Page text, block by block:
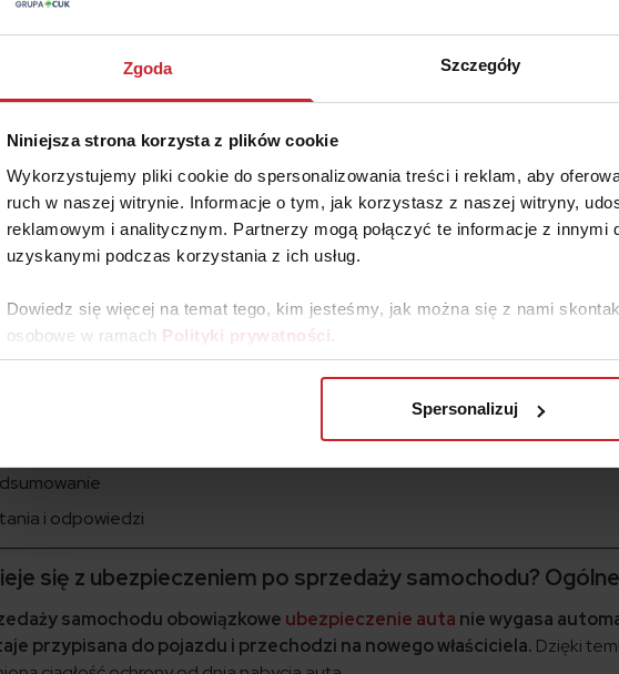
Zgoda Szczegóły
Niniejsza strona korzysta z plików cookie
Wykorzystujemy pliki cookie do spersonalizowania treści i reklam, aby
ruch w naszej witrynie. Informacje o tym, jak korzystasz z naszej witryny,
reklamowym i analitycznym. Partnerzy mogą połączyć te informacje z innymi
uzyskanymi podczas korzystania z ich usług.
Dowiedz się więcej na temat tego, kim jesteśmy, jak można się z nami
osobowe w ramach Polityki prywatności
Spersonalizuj
czekać na zwrot składki OC?
szkoda z OC wpływa na zwrot składki po sprzedaży auta?
autocasco po sprzedaży samochodu – co warto wiedzieć?
przysługuje zwrot składki AC po sprzedaży samochodu?
rozliczane jest autocasco przy sprzedaży pojazdu?
jeszcze można dostać zwrot składki OC? Przykłady
umowy OC na odległość a zwrot składki
składki OC po sprzedaży auta u konkretnego ubezpieczyciela – różnice i
i w jaki sposób zasady zwrotu różnią się między ubezpieczycielami?
– o czym pamiętać, ubiegając się o zwrot składki OC po
i odpowiedzi
się z ubezpieczeniem po sprzedaży samochodu?
samochodu obowiązkowe ubezpieczenie auta nie wygasa
przypisana do pojazdu i przechodzi na nowego właściciela. Dzięki